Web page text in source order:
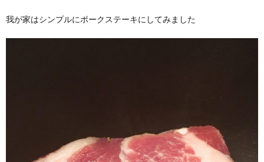
我が家はシンプルにポークステーキにしてみました